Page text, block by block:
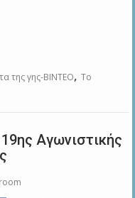
της γης-ΒΙΝΤΕΟ,Το
Αγωνιστικής